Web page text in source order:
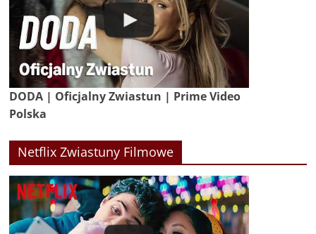
DODA | Oficjalny Zwiastun | Prime Video
Polska
Netflix Zwiastuny Filmowe